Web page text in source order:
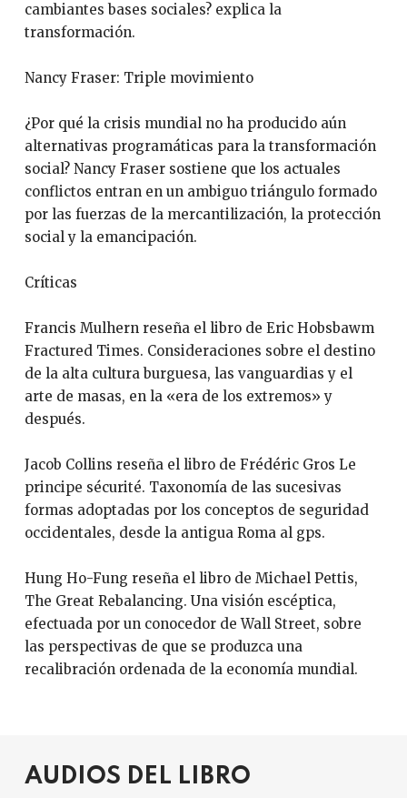
cambiantes bases sociales? explica la
transformación.
Nancy Fraser: Triple movimiento
¿Por qué la crisis mundial no ha producido aún
alternativas programáticas para la transformación
social? Nancy Fraser sostiene que los actuales
conflictos entran en un ambiguo triángulo formado
por las fuerzas de la mercantilización, la protección
social y la emancipación.
Críticas
Francis Mulhern reseña el libro de Eric Hobsbawm
Fractured Times. Consideraciones sobre el destino
de la alta cultura burguesa, las vanguardias y el
arte de masas, en la «era de los extremos» y
después.
Jacob Collins reseña el libro de Frédéric Gros Le
principe sécurité. Taxonomía de las sucesivas
formas adoptadas por los conceptos de seguridad
occidentales, desde la antigua Roma al gps.
Hung Ho-Fung reseña el libro de Michael Pettis,
The Great Rebalancing. Una visión escéptica,
efectuada por un conocedor de Wall Street, sobre
las perspectivas de que se produzca una
recalibración ordenada de la economía mundial.
AUDIOS DEL LIBRO